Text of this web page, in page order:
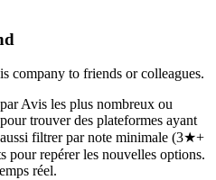
company to friends or colleagues.
Avis les plus nombreux ou
trouver des plateformes ayant
filtrer par note minimale (3★+
repérer les nouvelles options.
réel.